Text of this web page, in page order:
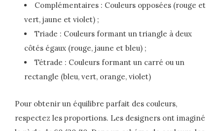
Complémentaires : Couleurs opposées (rouge et
vert, jaune et violet) ;
Triade : Couleurs formant un triangle à deux
côtés égaux (rouge, jaune et bleu) ;
Tétrade : Couleurs formant un carré ou un
rectangle (bleu, vert, orange, violet)
Pour obtenir un équilibre parfait des couleurs,
respectez les proportions. Les designers ont imaginé